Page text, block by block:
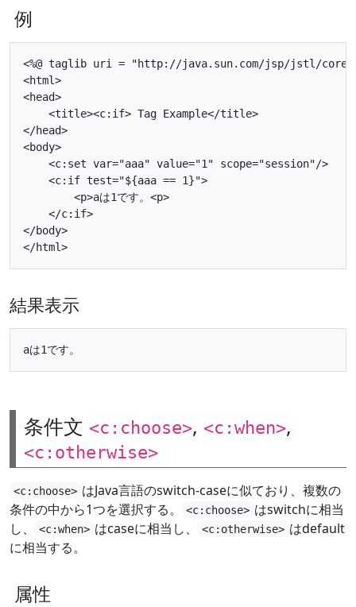
例
<%@ taglib uri = "http://java.sun.com/jsp/jstl/core"
<html>
<head>
    <title><c:if> Tag Example</title>
</head>
<body>
    <c:set var="aaa" value="1" scope="session"/>
    <c:if test="${aaa == 1}">
        <p>aは1です。<p>
    </c:if>
</body>
結果表示
条件文 <c:choose>, <c:when>,
<c:otherwise>
<c:choose> はJava言語のswitch-caseに似ており、複数の
条件の中から1つを選択する。
<c:choose> はswitchに相当
し、
<c:when> はcaseに相当し、 <c:otherwise> はdefault
に相当する。
属性